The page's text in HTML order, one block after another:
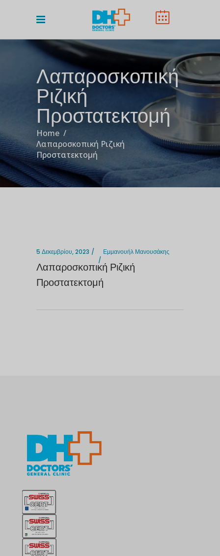
Λαπαροσκοπική
Ριζική
Προστατεκτομή
Home /
Λαπαροσκοπική Ριζική
Προστατεκτομή
5 Δεκεμβρίου, 2023 Εμμανουήλ Μανουσάκης
Λαπαροσκοπική Ριζική
Προστατεκτομή